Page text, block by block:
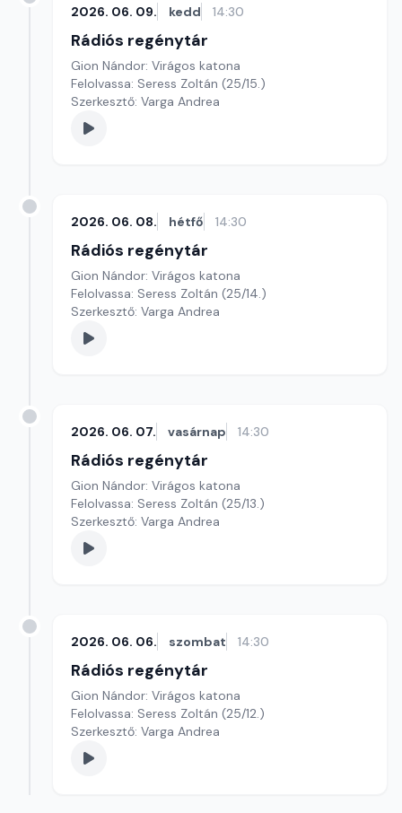
2026. 06. 09. kedd 14:30
Rádiós regénytár
Gion Nándor: Virágos katona
Felolvassa: Seress Zoltán (25/15.)
Szerkesztő: Varga Andrea
2026. 06. 08. hétfő 14:30
Rádiós regénytár
Gion Nándor: Virágos katona
Felolvassa: Seress Zoltán (25/14.)
Szerkesztő: Varga Andrea
2026. 06. 07. vasárnap 14:30
Rádiós regénytár
Gion Nándor: Virágos katona
Felolvassa: Seress Zoltán (25/13.)
Szerkesztő: Varga Andrea
2026. 06. 06. szombat 14:30
Rádiós regénytár
Gion Nándor: Virágos katona
Felolvassa: Seress Zoltán (25/12.)
Szerkesztő: Varga Andrea